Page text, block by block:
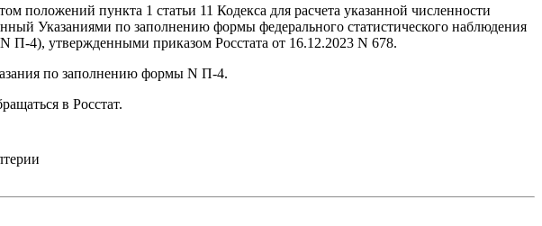
положений пункта 1 статьи 11 Кодекса для расчета указанной численности
Указаниями по заполнению формы федерального статистического наблюдения
П-4), утвержденными приказом Росстата от 16.12.2023 N 678.
по заполнению формы N П-4.
в Росстат.